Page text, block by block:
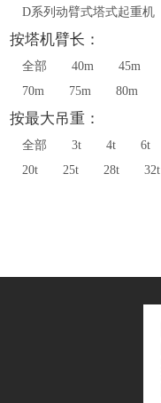
D系列动臂式塔式起重机
按塔机臂长：
全部 40m 45m
70m
75m 80m
按最大吊重：
全部 3t 4t 6t
20t
25t 28t 32t